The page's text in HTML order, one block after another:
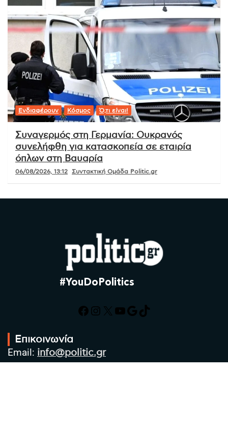
Ενδιαφέρουν Κόσμος Ό,τι είναι!
Συναγερμός στη Γερμανία: Ουκρανός
συνελήφθη για κατασκοπεία σε εταιρία
όπλων στη Βαυαρία
06/08/2026, 13:12 Συντακτική Ομάδα Politic.gr
#YouDoPolitics
Facebook
Instagram
X YouTube
Google
TikTok
Επικοινωνία
Email: info@politic.gr
Τηλ: